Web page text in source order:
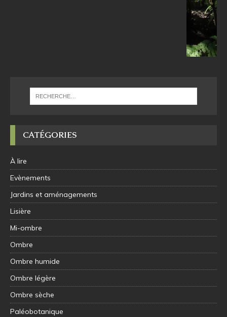
CATÉGORIES
À lire
Evènements
Jardins et aménagements
Lisière
Mi-ombre
Ombre
Ombre humide
Ombre légère
Ombre sèche
Paléobotanique